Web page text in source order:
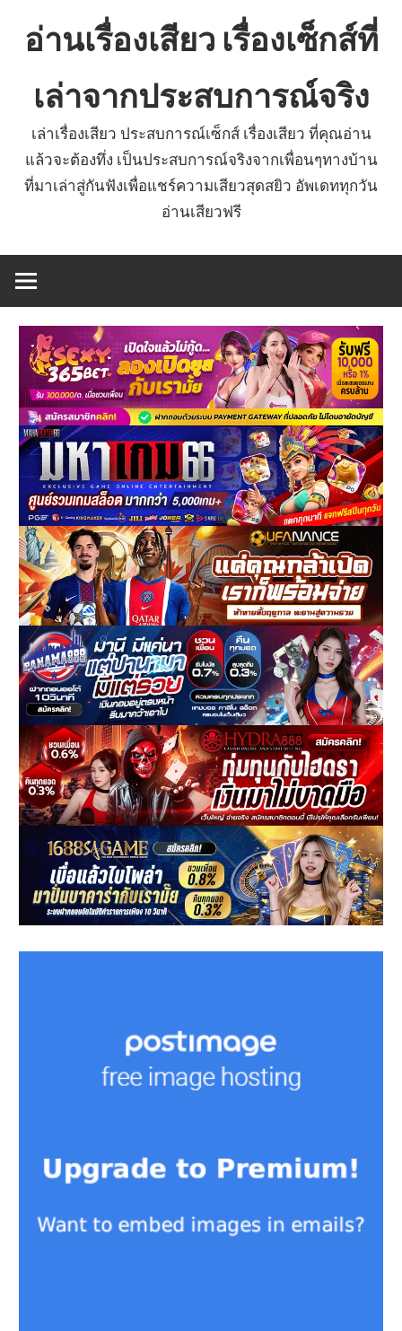
อ่านเรื่องเสียว เรื่องเซ็กส์ที่
เล่าจากประสบการณ์จริง
เล่าเรื่องเสียว ประสบการณ์เซ็กส์ เรื่องเสียว ที่คุณอ่าน
แล้วจะต้องทึ่ง เป็นประสบการณ์จริงจากเพื่อนๆทางบ้าน
ที่มาเล่าสู่กันฟังเพื่อแชร์ความเสียวสุดสยิว อัพเดททุกวัน
อ่านเสียวฟรี